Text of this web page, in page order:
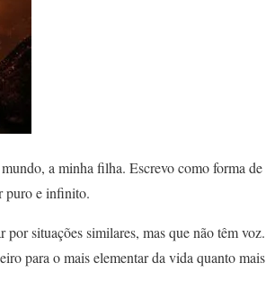
a minha filha. Escrevo como forma de
puro e infinito.
por situações similares, mas que não têm voz.
para o mais elementar da vida quanto mais